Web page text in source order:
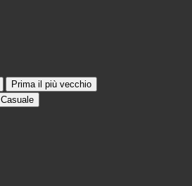
Prima il più vecchio
Casuale